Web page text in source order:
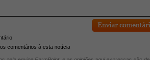
comentários à esta notícia